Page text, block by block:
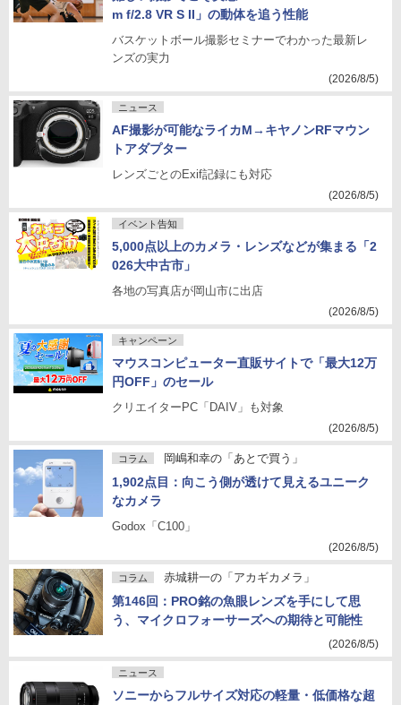
m f/2.8 VR S II」の動体を追う性能
バスケットボール撮影セミナーでわかった最新レ
ンズの実力
(2026/8/5)
ニュース
AF撮影が可能なライカM→キヤノンRFマウン
トアダプター
レンズごとのExif記録にも対応
(2026/8/5)
イベント告知
5,000点以上のカメラ・レンズなどが集まる「2
026大中古市」
各地の写真店が岡山市に出店
(2026/8/5)
キャンペーン
マウスコンピューター直販サイトで「最大12万
円OFF」のセール
クリエイターPC「DAIV」も対象
(2026/8/5)
コラム 岡嶋和幸の「あとで買う」
1,902点目：向こう側が透けて見えるユニーク
なカメラ
Godox「C100」
(2026/8/5)
コラム 赤城耕一の「アカギカメラ」
第146回：PRO銘の魚眼レンズを手にして思
う、マイクロフォーサーズへの期待と可能性
(2026/8/5)
ニュース
ソニーからフルサイズ対応の軽量・低価格な超